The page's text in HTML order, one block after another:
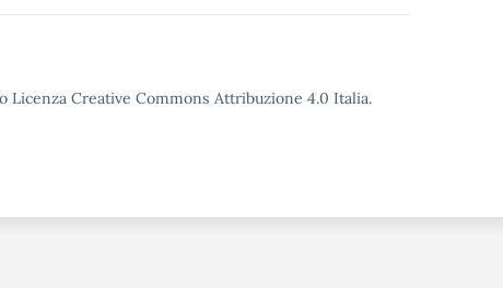
Licenza Creative Commons Attribuzione 4.0 Italia.